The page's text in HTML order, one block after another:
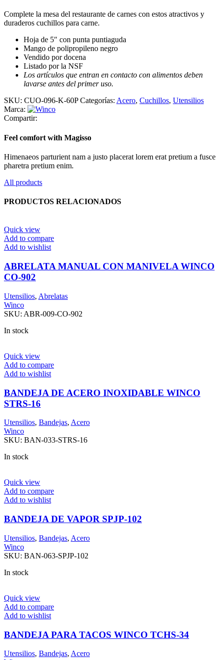
Complete la mesa del restaurante de carnes con estos atractivos y
duraderos cuchillos para carne.
Hoja de 5″ con punta puntiaguda
Mango de polipropileno negro
Vendido por docena
Listado por la NSF
Los artículos que entran en contacto con alimentos deben
lavarse antes del primer uso.
SKU: CUO-096-K-60PCategorías: Acero, Cuchillos, Utensilios
Marca:
Compartir:
Feel comfort with Magisso
Himenaeos parturient nam a justo placerat lorem erat pretium a fusce
pharetra pretium enim.
All products
PRODUCTOS RELACIONADOS
Quick view
Add to compare
Add to wishlist
ABRELATA MANUAL CON MANIVELA WINCO
CO-902
Utensilios, Abrelatas
Winco
SKU: ABR-009-CO-902
In stock
Quick view
Add to compare
Add to wishlist
BANDEJA DE ACERO INOXIDABLE WINCO
STRS-16
Utensilios, Bandejas, Acero
Winco
SKU: BAN-033-STRS-16
In stock
Quick view
Add to compare
Add to wishlist
BANDEJA DE VAPOR SPJP-102
Utensilios, Bandejas, Acero
Winco
SKU: BAN-063-SPJP-102
In stock
Quick view
Add to compare
Add to wishlist
BANDEJA PARA TACOS WINCO TCHS-34
Utensilios, Bandejas, Acero